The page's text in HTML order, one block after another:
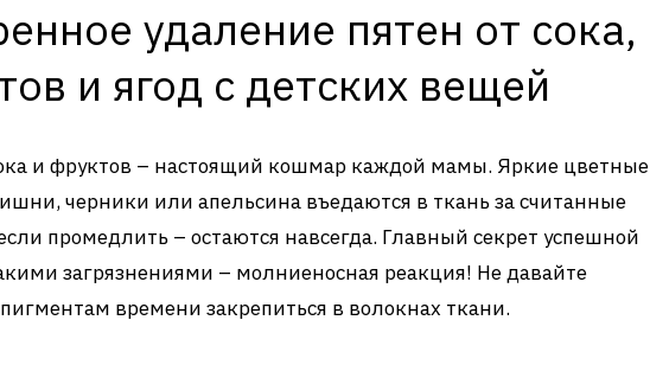
удаление пятен от сока,
и ягод с детских вещей
и фруктов – настоящий кошмар каждой мамы. Яркие цветные
черники или апельсина въедаются в ткань за считанные
промедлить – остаются навсегда. Главный секрет успешной
загрязнениями – молниеносная реакция! Не давайте
времени закрепиться в волокнах ткани.